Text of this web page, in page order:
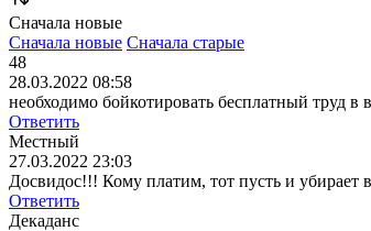
Сначала новые
Сначала новые Сначала старые
48
28.03.2022 08:58
необходимо бойкотировать бесплатный труд в
Ответить
Местный
27.03.2022 23:03
Досвидос!!! Кому платим, тот пусть и
Ответить
Декаданс